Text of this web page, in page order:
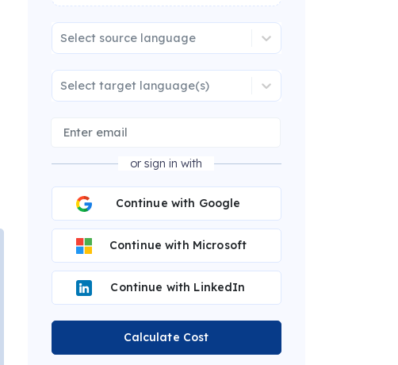
Select source language
Select target language(s)
or sign in with
Continue with Google
Continue with Microsoft
Continue with LinkedIn
Calculate Cost